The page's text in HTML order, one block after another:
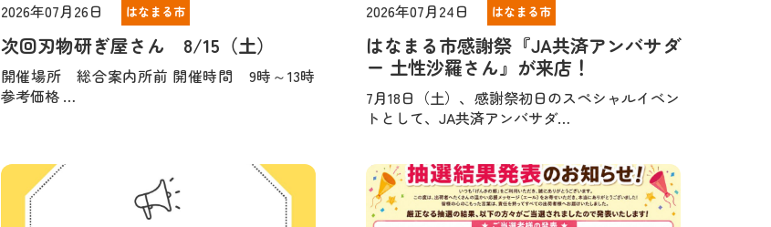
2026年07月26日 はなまる市
次回刃物研ぎ屋さん 8/15（土）
開催場所 総合案内所前 開催時間 9時～13時
参考価格 …
2026年07月24日 はなまる市
はなまる市感謝祭『JA共済アンバサダ
ー 土性沙羅さん』が来店！
7月18日（土）、感謝祭初日のスペシャルイベン
トとして、JA共済アンバサダ…